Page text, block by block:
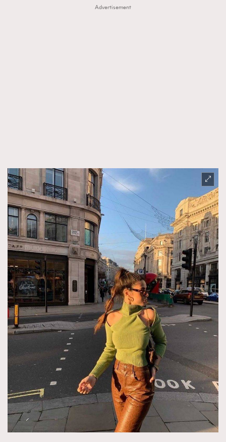
Advertisement